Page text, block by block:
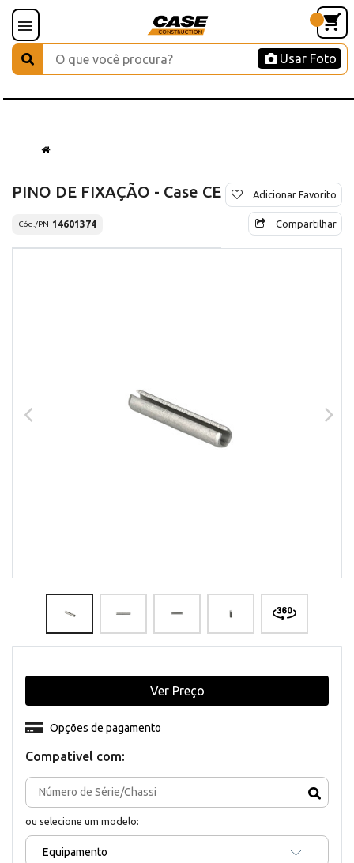
Usar Foto
PINO DE FIXAÇÃO - Case CE
Cód./PN 14601374
Adicionar Favorito
Compartilhar
Compativel com:
ou selecione um modelo:
Equipamento
Opções de pagamento
Ver Preço